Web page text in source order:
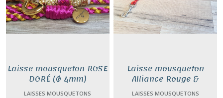
Laisse mousqueton ROSE
DORÉ (Ø 4mm)
LAISSES MOUSQUETONS
Laisse mousqueton
Alliance Rouge &
Bordeaux (Ø 4mm)
LAISSES MOUSQUETONS